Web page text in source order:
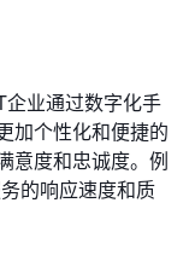
业通过数字化手
加个性化和便捷的
意度和忠诚度。例
的响应速度和质